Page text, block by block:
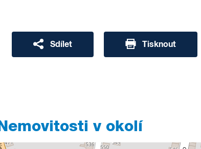
Sdílet Tisknout
Nemovitosti v okolí